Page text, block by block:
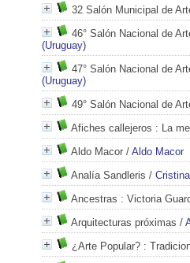
32 Salón Municipal de
46° Salón Nacional de
(Uruguay)
47° Salón Nacional de
(Uruguay)
49° Salón Nacional de
Afiches callejeros : La
Aldo Macor / Aldo Macor
Analía Sandleris /
Ancestras : Victoria
Arquitecturas próximas /
¿Arte Popular? :